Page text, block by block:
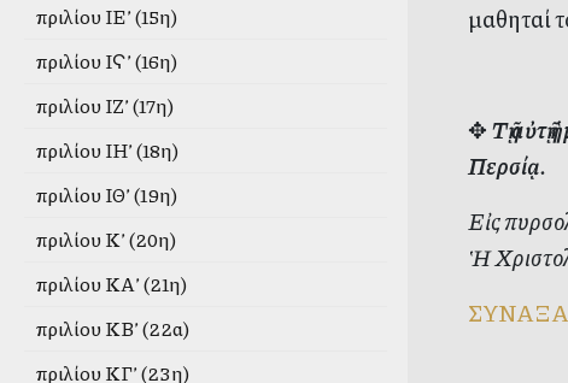
Ἀπριλίου ΙΕ’ (15η)
Ἀπριλίου ΙϚ’ (16η)
Ἀπριλίου ΙΖ’ (17η)
Ἀπριλίου ΙΗ’ (18η)
Ἀπριλίου ΙΘ’ (19η)
Ἀπριλίου Κ’ (20η)
Ἀπριλίου ΚΑ’ (21η)
Ἀπριλίου ΚΒ’ (22α)
Ἀπριλίου ΚΓ’ (23η)
μαθηταί
✥Τῇ
Περσίᾳ.
Εἰς
Ἡ